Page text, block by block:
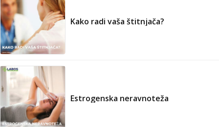
Kako radi vaša štitnjača?
Estrogenska neravnoteža